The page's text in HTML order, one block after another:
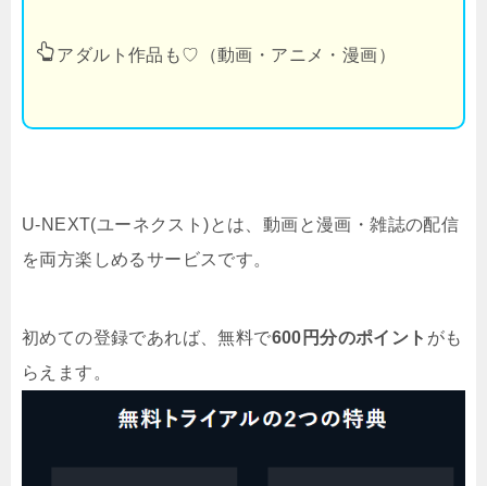
アダルト作品も♡（動画・アニメ・漫画）
U-NEXT(ユーネクスト)とは、動画と漫画・雑誌の配信
を両方楽しめるサービスです。
初めての登録であれば、無料で600円分のポイント がも
らえます。